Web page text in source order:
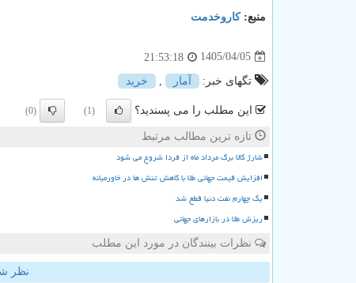
منبع:كاروخدمت
1405/04/05
21:53:18
تگهای خبر: آمار خرید
این مطلب را می پسندید؟ (1)
(0)
تازه ترین مطالب مرتبط
شارژ کالا برگ مرداد ماه از فردا شروع می شود
افزایش قیمت جهانی طلا با کاهش تنش ها در خاورمیانه
یک چهارم نفت دنیا قطع شد
ریزش طلا در بازارهای جهانی
نظرات بینندگان در مورد این مطلب
نظر